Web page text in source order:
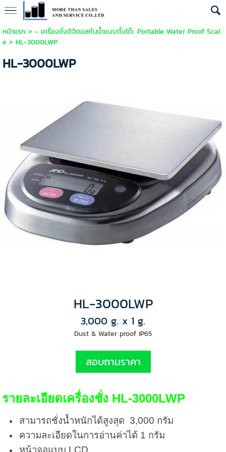
หน้าแรก > - เครื่องชั่งดิจิตอลกันน้ำแบบตั้งโต๊ะ Portable Water Proof Scal
e > HL-3000LWP
HL-3000LWP
HL-3000LWP
3,000 g. x 1 g.
Dust & Water proof IP65
สอบถามราคา
รายละเอียดเครื่องชั่ง HL-3000LWP
สามารถชั่งน้ำหนักได้สูงสุด 3,000 กรัม
ความละเอียดในการอ่านค่าได้ 1 กรัม
หน้าจอแบบ LCD